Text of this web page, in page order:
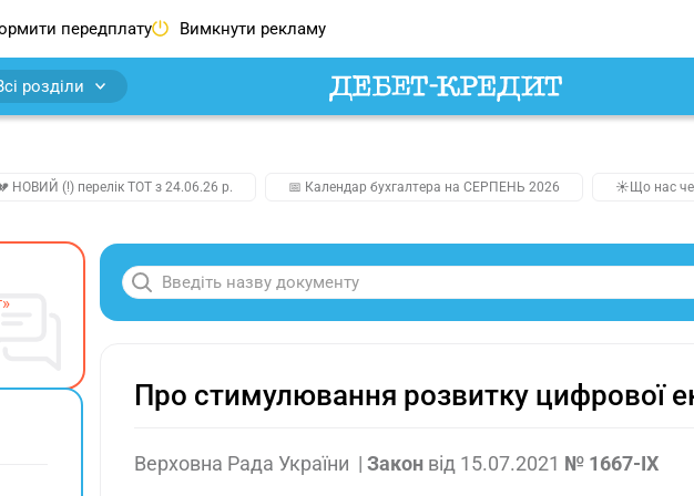
передплату Вимкнути рекламу
розділи
НОВИЙ (!) перелік ТОТ з 24.06.26 р. 📅 Календар бухгалтера на СЕРПЕНЬ 2026 ☀️Що нас
Про стимулювання розвитку цифрової
Верховна Рада України | Закон від 15.07.2021 № 1667-IX